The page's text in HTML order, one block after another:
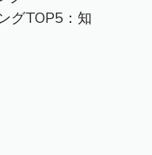
グTOP5：知